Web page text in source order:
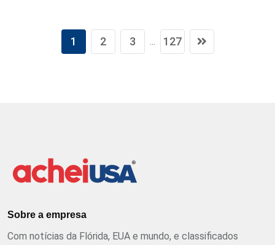
1 2 3 ... 127
Sobre a empresa
Com notícias da Flórida, EUA e mundo, e classificados